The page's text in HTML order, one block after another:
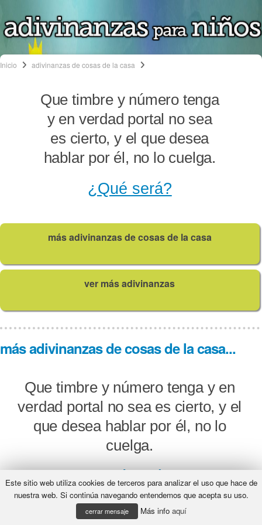
Inicio adivinanzas de cosas de la casa
Que timbre y número tenga
y en verdad portal no sea
es cierto, y el que desea
hablar por él, no lo cuelga.
¿Qué será?
más adivinanzas de cosas de la casa
ver más adivinanzas
más adivinanzas de cosas de la casa...
Que timbre y número tenga y en
verdad portal no sea es cierto, y el
que desea hablar por él, no lo
cuelga.
¿Qué será?
Este sitio web utiliza cookies de terceros para analizar el uso que hace de
nuestra web. Si continúa navegando entendemos que acepta su uso.
cerrar mensaje Más info aquí